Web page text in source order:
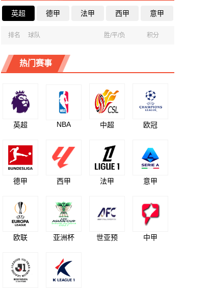
英超 德甲 法甲 西甲 意甲
排名 球队 胜/平/负 积分
热门赛事
英超 NBA 中超 欧冠
德甲 西甲 法甲 意甲
欧联 亚洲杯 世亚预 中甲